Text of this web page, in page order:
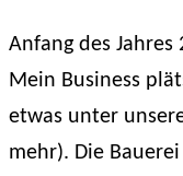
Anfang des
Mein Business
etwas unter
mehr). Die